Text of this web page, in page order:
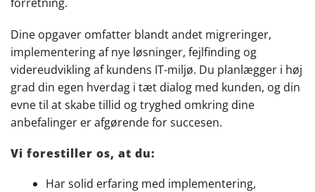
Dine opgaver omfatter blandt andet migreringer,
implementering af nye løsninger, fejlfinding og
videreudvikling af kundens IT-miljø. Du planlægger i høj
grad din egen hverdag i tæt dialog med kunden, og din
evne til at skabe tillid og tryghed omkring dine
anbefalinger er afgørende for succesen.
Vi forestiller os, at du:
Har solid erfaring med implementering,